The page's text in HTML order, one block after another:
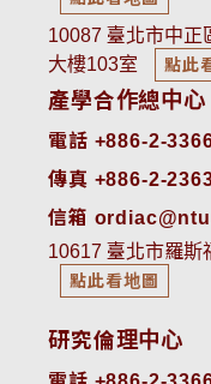
10087 臺北市中正
大樓103室
點此
產學合作總中心
電話 +886-2-
傳真 +886-2-
信箱
10617 臺北市羅斯
點此看地圖
研究倫理中心